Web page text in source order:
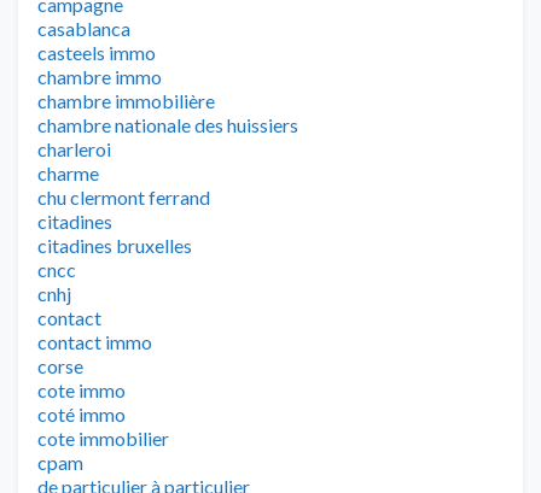
casablanca
casteels immo
chambre immo
chambre immobilière
chambre nationale des huissiers
charleroi
charme
chu clermont ferrand
citadines
citadines bruxelles
cncc
cnhj
contact
contact immo
corse
cote immo
coté immo
cote immobilier
cpam
de particulier à particulier